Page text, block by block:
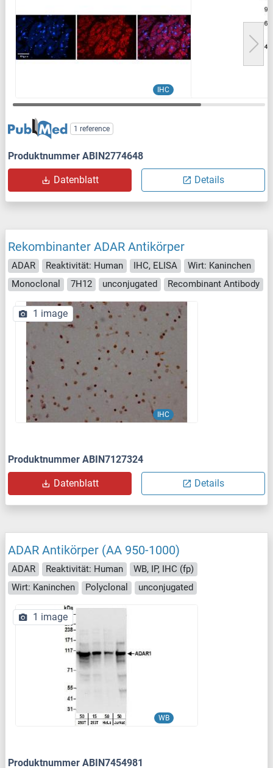
IHC
1 reference
Produktnummer ABIN2774648
Datenblatt Details
Rekombinanter ADAR Antikörper
ADAR Reaktivität: Human IHC, ELISA
Wirt: Kaninchen
Monoclonal
7H12 unconjugated Recombinant Antibody
IHC
1 image
Produktnummer ABIN7127324
Datenblatt Details
ADAR Antikörper (AA 950-1000)
ADAR Reaktivität: Human
WB, IP, IHC (fp)
Wirt: Kaninchen
Polyclonal unconjugated
WB
1 image
Produktnummer ABIN7454981